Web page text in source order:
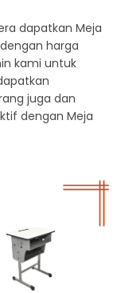
dapatkan Meja
harga
kami untuk
juga dan
dengan Meja